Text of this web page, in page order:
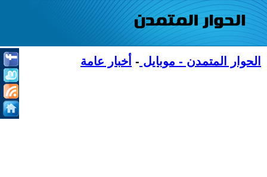
الحوار المتمدن - موبايل - أخبار عامة